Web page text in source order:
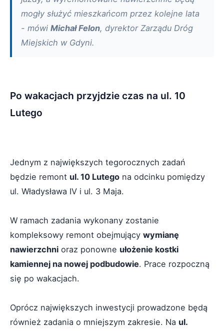
mogły służyć mieszkańcom przez kolejne lata
- mówi Michał Felon, dyrektor Zarządu Dróg
Miejskich w Gdyni.
Po wakacjach przyjdzie czas na ul. 10
Lutego
Jednym z największych tegorocznych zadań
będzie remont ul. 10 Lutego na odcinku pomiędzy
ul. Władysława IV i ul. 3 Maja.
W ramach zadania wykonany zostanie
kompleksowy remont obejmujący wymianę
nawierzchni oraz ponowne ułożenie kostki
kamiennej na nowej podbudowie. Prace rozpoczną
się po wakacjach.
Oprócz największych inwestycji prowadzone będą
również zadania o mniejszym zakresie. Na ul.